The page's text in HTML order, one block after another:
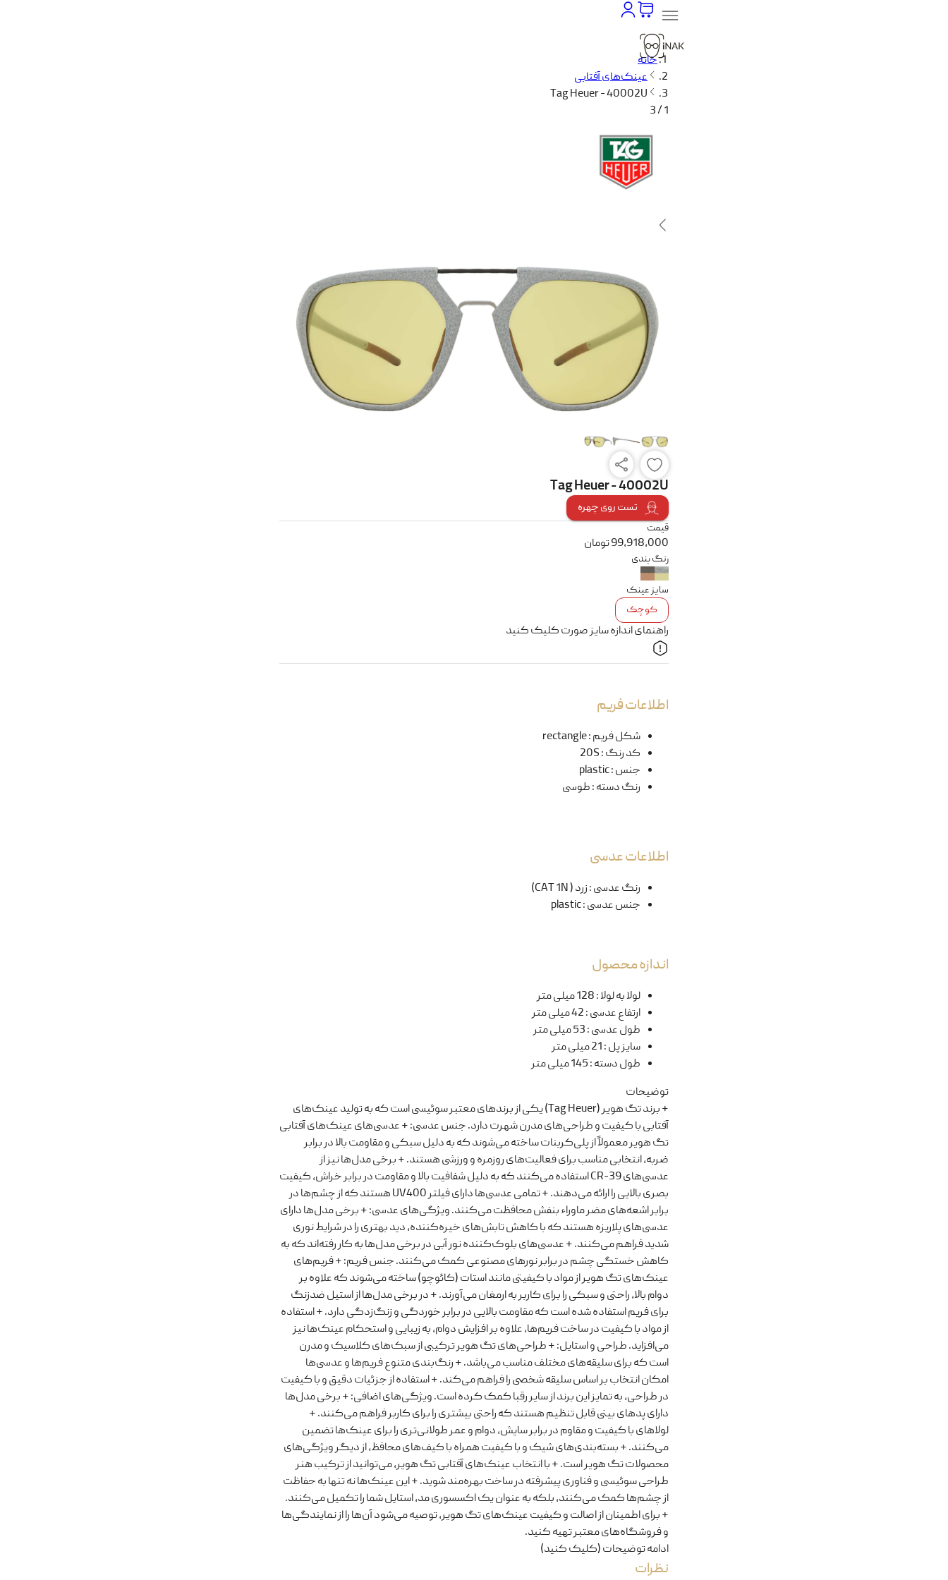
خانه
عینک‌های آفتابی
Tag Heuer - 40002U
1 / 3
Tag Heuer - 40002U
تست روی چهره
قیمت
99,918,000تومان
رنگ بندی
سایز عینک
کوچک
راهنمای اندازه سایز صورت کلیک کنید
اطلاعات فریم
شکل فریم:
rectangle
کد رنگ:
20S
جنس:
plastic
رنگ دسته:طوسی
اطلاعات عدسی
رنگ عدسی:زرد ( CAT 1N)
جنس عدسی:
plastic
اندازه محصول
لولا به لولا:128 میلی متر
ارتفاع عدسی:42 میلی متر
طول عدسی:53 میلی متر
سایز پل:21 میلی متر
طول دسته:145 میلی متر
توضیحات
+ برند تگ هویر (Tag Heuer) یکی از برندهای معتبر سوئیسی است که به تولید عینک‌های
آفتابی با کیفیت و طراحی‌های مدرن شهرت دارد. جنس عدسی: + عدسی‌های عینک‌های آفتابی
تگ هویر معمولاً از پلی‌کربنات ساخته می‌شوند که به دلیل سبکی و مقاومت بالا در برابر
ضربه، انتخابی مناسب برای فعالیت‌های روزمره و ورزشی هستند. + برخی مدل‌ها نیز از
عدسی‌های CR-39 استفاده می‌کنند که به دلیل شفافیت بالا و مقاومت در برابر خراش، کیفیت
بصری بالایی را ارائه می‌دهند. + تمامی عدسی‌ها دارای فیلتر UV400 هستند که از چشم‌ها در
برابر اشعه‌های مضر ماوراء بنفش محافظت می‌کنند. ویژگی‌های عدسی: + برخی مدل‌ها دارای
عدسی‌های پلاریزه هستند که با کاهش تابش‌های خیره‌کننده، دید بهتری را در شرایط نوری
شدید فراهم می‌کنند. + عدسی‌های بلوک‌کننده نور آبی در برخی مدل‌ها به کار رفته‌اند که به
کاهش خستگی چشم در برابر نورهای مصنوعی کمک می‌کنند. جنس فریم: + فریم‌های
عینک‌های تگ هویر از مواد با کیفیتی مانند استات (کائوچو) ساخته می‌شوند که علاوه بر
دوام بالا، راحتی و سبکی را برای کاربر به ارمغان می‌آورند. + در برخی مدل‌ها از استیل ضدزنگ
برای فریم استفاده شده است که مقاومت بالایی در برابر خوردگی و زنگ‌زدگی دارد. + استفاده
از مواد با کیفیت در ساخت فریم‌ها، علاوه بر افزایش دوام، به زیبایی و استحکام عینک‌ها نیز
می‌افزاید. طراحی و استایل: + طراحی‌های تگ هویر ترکیبی از سبک‌های کلاسیک و مدرن
است که برای سلیقه‌های مختلف مناسب می‌باشد. + رنگ‌بندی متنوع فریم‌ها و عدسی‌ها
امکان انتخاب بر اساس سلیقه شخصی را فراهم می‌کند. + استفاده از جزئیات دقیق و با کیفیت
در طراحی، به تمایز این برند از سایر رقبا کمک کرده است. ویژگی‌های اضافی: + برخی مدل‌ها
دارای پدهای بینی قابل تنظیم هستند که راحتی بیشتری را برای کاربر فراهم می‌کنند. +
لولاهای با کیفیت و مقاوم در برابر سایش، دوام و عمر طولانی‌تری را برای عینک‌ها تضمین
می‌کنند. + بسته‌بندی‌های شیک و با کیفیت همراه با کیف‌های محافظ، از دیگر ویژگی‌های
محصولات تگ هویر است. + با انتخاب عینک‌های آفتابی تگ هویر، می‌توانید از ترکیب هنر
طراحی سوئیسی و فناوری پیشرفته در ساخت بهره‌مند شوید. + این عینک‌ها نه تنها به حفاظت
از چشم‌ها کمک می‌کنند، بلکه به عنوان یک اکسسوری مد، استایل شما را تکمیل می‌کنند.
+ برای اطمینان از اصالت و کیفیت عینک‌های تگ هویر، توصیه می‌شود آن‌ها را از نمایندگی‌ها
و فروشگاه‌های معتبر تهیه کنید.
ادامه توضیحات (کلیک کنید)
نظرات